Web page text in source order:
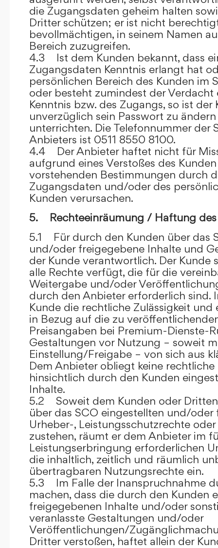
die Zugangsdaten geheim halten
Dritter schützen; er ist nicht
bevollmächtigen, in seinem Namen
Bereich zuzugreifen.
4.3 Ist dem Kunden bekannt, dass
Zugangsdaten Kenntnis erlangt hat
persönlichen Bereich des Kunden im
oder besteht zumindest der Verdacht
Kenntnis bzw. des Zugangs, so ist
unverzüglich sein Passwort zu
unterrichten. Die Telefonnummer der
Anbieters ist 0511 8550 8100.
4.4 Der Anbieter haftet nicht für
aufgrund eines Verstoßes des
vorstehenden Bestimmungen durch
Zugangsdaten und/oder des
Kunden verursachen.
5. Rechteeinräumung / Haftung des
5.1 Für durch den Kunden über das
und/oder freigegebene Inhalte und
der Kunde verantwortlich. Der Kunde
alle Rechte verfügt, die für die
Weitergabe und/oder
durch den Anbieter erforderlich sind.
Kunde die rechtliche Zulässigkeit
in Bezug auf die zu
Preisangaben bei Premium-Dienste-
Gestaltungen vor Nutzung – soweit
Einstellung/Freigabe – von sich aus
Dem Anbieter obliegt keine
hinsichtlich durch den Kunden
Inhalte.
5.2 Soweit dem Kunden oder
über das SCO eingestellten und/
Urheber-, Leistungsschutzrechte
zustehen, räumt er dem Anbieter im
Leistungserbringung erforderlichen
die inhaltlich, zeitlich und räumlich
übertragbaren Nutzungsrechte ein.
5.3 Im Falle der Inanspruchnahme
machen, dass die durch den Kunden
freigegebenen Inhalte und/oder
veranlasste Gestaltungen und/oder
Veröffentlichungen/
Dritter verstoßen, haftet allein der